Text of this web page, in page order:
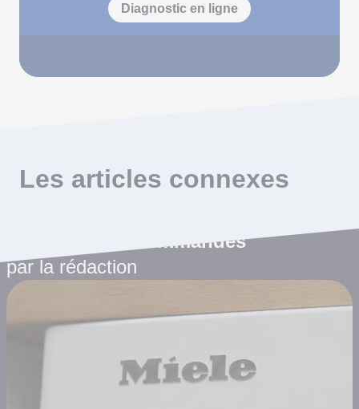
Diagnostic en ligne
Les articles connexes
Les articles recommandés
par la rédaction